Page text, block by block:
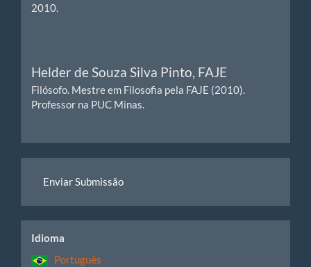
2010.
Helder de Souza Silva Pinto, FAJE
Filósofo. Mestre em Filosofia pela FAJE (2010).
Professor na PUC Minas.
Submissão
Enviar Submissão
idiomas
Idioma
Português